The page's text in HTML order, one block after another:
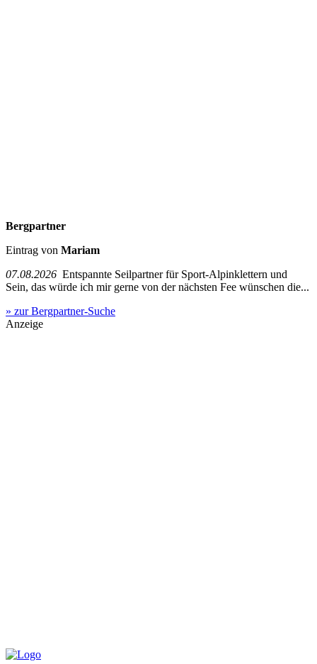
Bergpartner
Eintrag von Mariam
07.08.2026 Entspannte Seilpartner für Sport-Alpinklettern und
Sein, das würde ich mir gerne von der nächsten Fee wünschen die...
» zur Bergpartner-Suche
Anzeige